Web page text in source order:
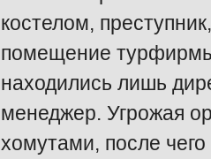
костелом,
помещение
находились лишь
менеджер. Угрожая
хомутами, после